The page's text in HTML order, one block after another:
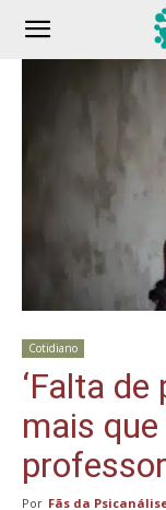
Cotidiano
‘Falta
mais
Por Fãs da